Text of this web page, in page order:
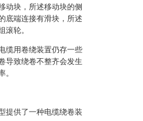
动块，所述移动块的侧
底端连接有滑块，所述
滚轮。
缆用卷绕装置仍存一些
导致绕卷不整齐会发生
。
提供了一种电缆绕卷装